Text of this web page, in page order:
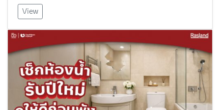
View